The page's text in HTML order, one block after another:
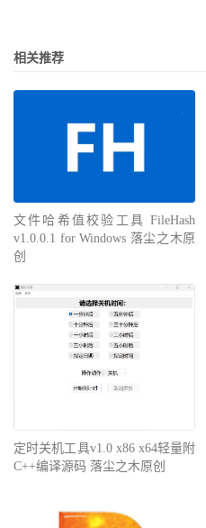
相关推荐
文件哈希值校验工具 FileHash
v1.0.0.1 for Windows 落尘之木原
创
定时关机工具v1.0 x86 x64轻量附
C++编译源码 落尘之木原创